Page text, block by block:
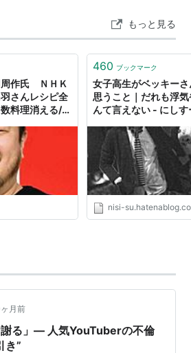
し再度立候補、 信任を問う、よく
今回私はアカンだろなぁ…と思っ
もっと見る
周作氏 ＮＨＫ
さんレシピ全
料理消える/デ
460 ブックマーク
女子高生がベッキー
思うこと｜だれも浮
んて言えない - にし
nisi-
月前
謝る」— 人気YouTuberの不倫
き”